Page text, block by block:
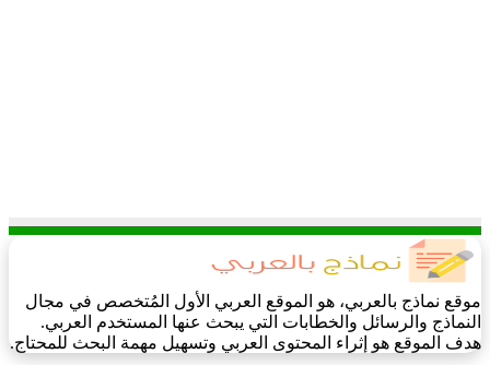
موقع نماذج بالعربي، هو الموقع العربي الأول المُتخصص في مجال
النماذج والرسائل والخطابات التي يبحث عنها المستخدم العربي.
هدف الموقع هو إثراء المحتوى العربي وتسهيل مهمة البحث للمحتاج.